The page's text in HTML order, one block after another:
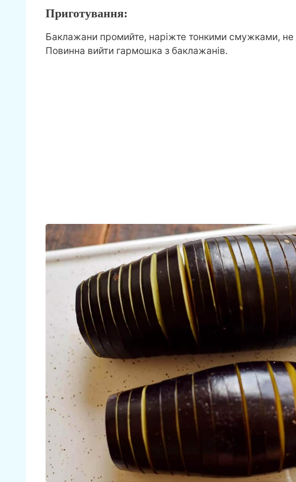
Приготування:
Баклажани промийте, наріжте тонкими смужками, не
Повинна вийти гармошка з баклажанів.